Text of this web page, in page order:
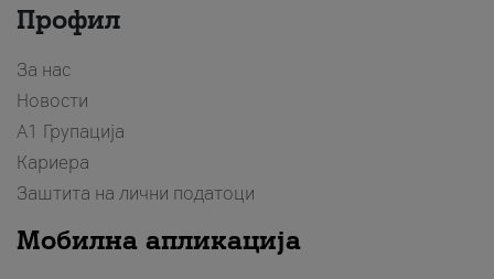
Профил
За нас
Новости
А1 Групација
Кариера
Заштита на лични податоци
Мобилна апликација